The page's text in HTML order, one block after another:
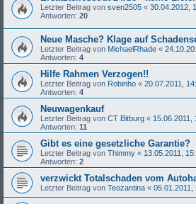
Letzter Beitrag von sven2505 « 30.04.2012,
Antworten: 20
Neue Masche? Klage auf
Letzter Beitrag von MichaelRhade «
Antworten: 4
Hilfe Rahmen Verzogen!!
Letzter Beitrag von Robinho « 20.07.2011,
Antworten: 4
Neuwagenkauf
Letzter Beitrag von CT Bitburg « 15.06.2011,
Antworten: 11
Gibt es eine gesetzliche Garantie?
Letzter Beitrag von Thimmy « 13.05.2011,
Antworten: 2
verzwickt Totalschaden vom
Letzter Beitrag von Teozantina « 05.01.2011,